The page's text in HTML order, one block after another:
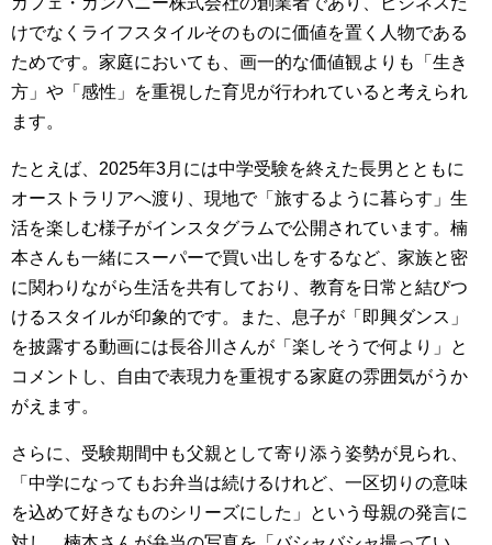
けでなくライフスタイルそのものに価値を置く人物である
ためです。家庭においても、画一的な価値観よりも「生き
方」や「感性」を重視した育児が行われていると考えられ
ます。
たとえば、2025年3月には中学受験を終えた長男とともに
オーストラリアへ渡り、現地で「旅するように暮らす」生
活を楽しむ様子がインスタグラムで公開されています。楠
本さんも一緒にスーパーで買い出しをするなど、家族と密
に関わりながら生活を共有しており、教育を日常と結びつ
けるスタイルが印象的です。また、息子が「即興ダンス」
を披露する動画には長谷川さんが「楽しそうで何より」と
コメントし、自由で表現力を重視する家庭の雰囲気がうか
がえます。
さらに、受験期間中も父親として寄り添う姿勢が見られ、
「中学になってもお弁当は続けるけれど、一区切りの意味
を込めて好きなものシリーズにした」という母親の発言に